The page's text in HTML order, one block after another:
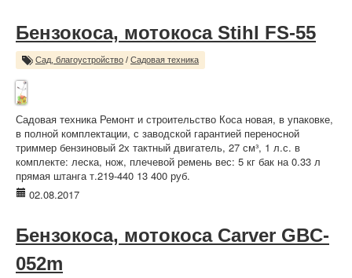
Бензокоса, мотокоса Stihl FS-55
Сад, благоустройство / Садовая техника
Садовая техника Ремонт и строительство Коса новая, в упаковке,
в полной комплектации, с заводской гарантией переносной
триммер бензиновый 2х тактный двигатель, 27 см³, 1 л.с. в
комплекте: леска, нож, плечевой ремень вес: 5 кг бак на 0.33 л
прямая штанга т.219-440 13 400 руб.
02.08.2017
Бензокоса, мотокоса Carver GBC-
052m